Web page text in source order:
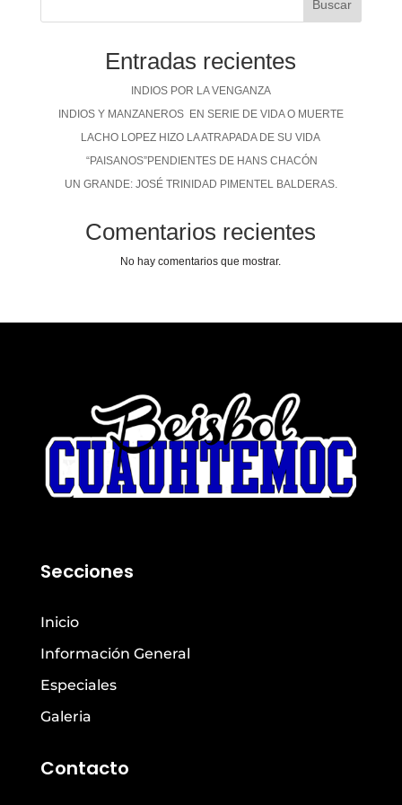
Buscar
Entradas recientes
INDIOS POR LA VENGANZA
INDIOS Y MANZANEROS EN SERIE DE VIDA O MUERTE
LACHO LOPEZ HIZO LA ATRAPADA DE SU VIDA
“PAISANOS”PENDIENTES DE HANS CHACÓN
UN GRANDE: JOSÉ TRINIDAD PIMENTEL BALDERAS.
Comentarios recientes
No hay comentarios que mostrar.
Secciones
Inicio
Información General
Especiales
Galeria
Contacto